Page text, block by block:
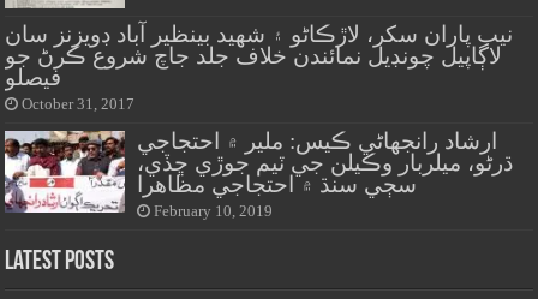
نيب پاران سکر، لاڙڪاڻو ۽ شهيد بينظير آباد ڊويزنز سان
لاڳاپيل چونڊيل نمائندن خلاف جلد جاچ شروع ڪرڻ جو
فيصلو
October 31, 2017
ارشاد رانجهاڻي ڪيس: ملير ۾ احتجاجي
ڌرڻو، ميلربار وڪيلن جي ٽيم جوڙي ڇڏي،
سڄي سنڌ ۾ احتجاجي مظاهرا
February 10, 2019
Latest Posts